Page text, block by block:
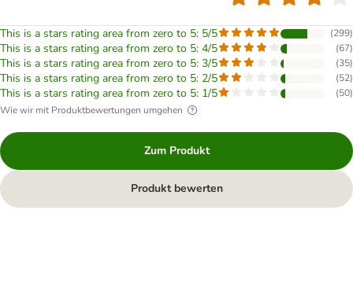
This is a stars rating area from zero to 5: 5/5 (299)
This is a stars rating area from zero to 5: 4/5 (67)
This is a stars rating area from zero to 5: 3/5 (35)
This is a stars rating area from zero to 5: 2/5 (52)
This is a stars rating area from zero to 5: 1/5 (50)
Wie wir mit Produktbewertungen umgehen
Zum Produkt
Produkt bewerten